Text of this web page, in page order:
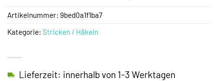
Lieferzeit: innerhalb von 1-3 Werktagen
Artikelnummer: 9bed0a1f1ba7
Kategorie: Stricken / Häkeln